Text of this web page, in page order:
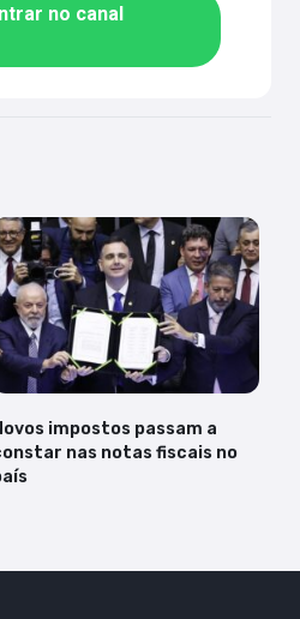
no canal
impostos passam a
nas notas fiscais no